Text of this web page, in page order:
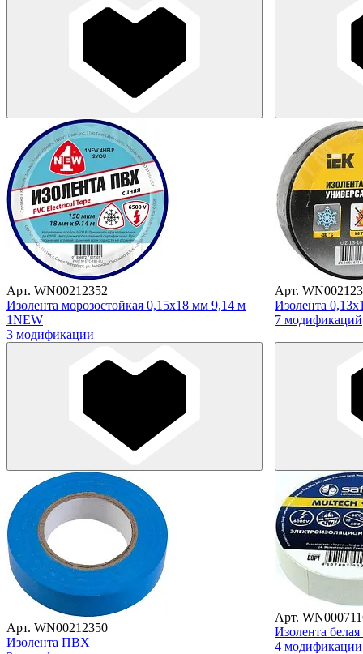
Арт. WN00212352
Изолента морозостойкая 0,15х18 мм 9,14 м
1NEW
3 модификации
Арт.
Изолента
7 модификаций
Арт. WN00212350
Изолента ПВХ
Арт.
Изолента
4 модификации